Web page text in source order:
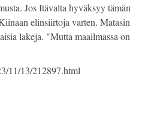
Jos Itävalta hyväksyy tämän
elinsiirtoja varten. Matasin
lakeja. "Mutta maailmassa on
11/13/212897.html